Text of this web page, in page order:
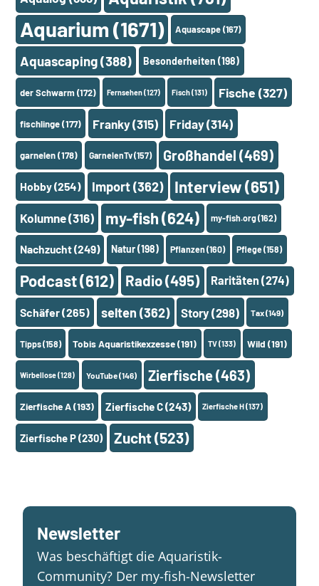
Aquarium (1671) Aquascape(167)
Aquascaping(388) Besonderheiten (198)
der Schwarm(172) Fernsehen(127) Fisch(131) Fische (327)
fischlinge(177) Franky(315) Friday(314)
garnelen(178) GarnelenTv(157) Großhandel (469)
Hobby(254) Import(362) Interview(651)
Kolumne(316) my-fish(624) my-fish.org(162)
Nachzucht(249) Natur(198) Pflanzen(160) Pflege(158)
Podcast(612) Radio(495) Raritäten (274)
Schäfer(265) selten (362) Story (298) Tax(149)
Tipps(158) Tobis Aquaristikexzesse(191) TV(133) Wild (191)
Wirbellose(128) YouTube(146) Zierfische(463)
Zierfische A(193) Zierfische C(243) Zierfische H(137)
Zierfische P(230) Zucht(523)
Newsletter
Was beschäftigt die Aquaristik-
Community? Der my-fish-Newsletter